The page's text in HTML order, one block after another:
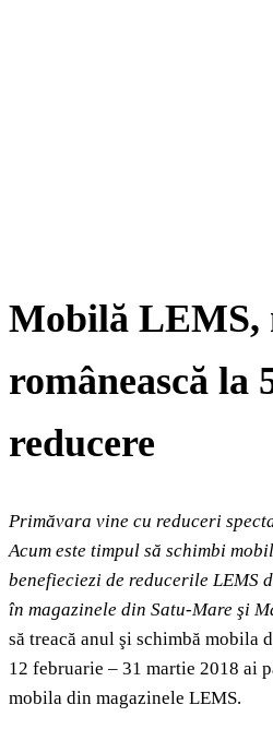
Mobilă LEMS,
românească la
reducere
Primăvara vine cu reduceri
Acum este timpul să schimbi
benefieciezi de reducerile LEMS
în magazinele din Satu-Mare şi
să treacă anul şi schimbă mobila
12 februarie – 31 martie 2018 ai
mobila din magazinele LEMS.